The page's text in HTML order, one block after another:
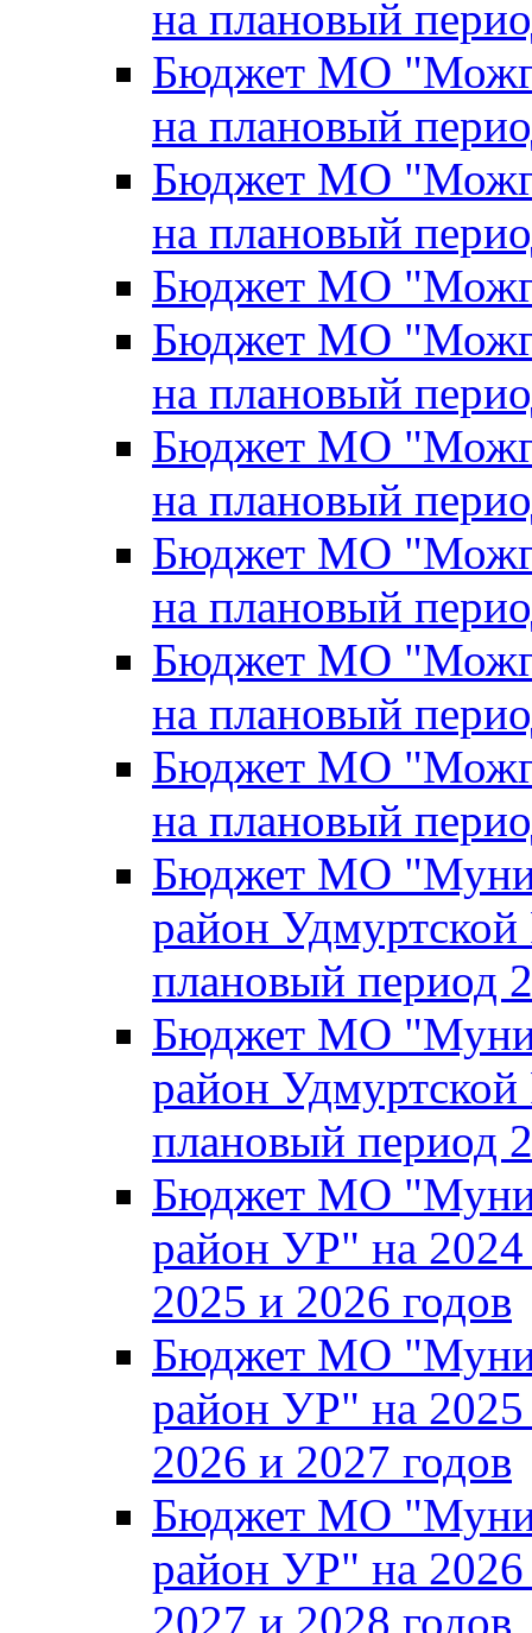
на плановый
Бюджет МО
на плановый
Бюджет МО
на плановый
Бюджет МО
Бюджет МО
на плановый
Бюджет МО
на плановый
Бюджет МО
на плановый
Бюджет МО
на плановый
Бюджет МО
на плановый
Бюджет МО
район
плановый период
Бюджет МО
район
плановый период
Бюджет МО
район УР" на 2024
2025 и 2026 годов
Бюджет МО
район УР" на 2025
2026 и 2027 годов
Бюджет МО
район УР" на 2026
2027 и 2028 годов